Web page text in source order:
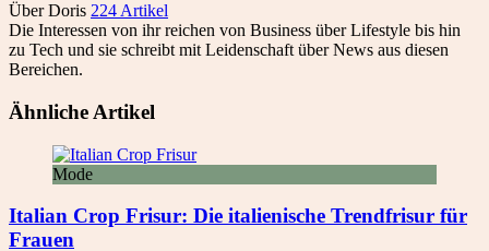
Über Doris 224 Artikel
Die Interessen von ihr reichen von Business über Lifestyle bis hin
zu Tech und sie schreibt mit Leidenschaft über News aus diesen
Bereichen.
Ähnliche Artikel
Mode
Italian Crop Frisur: Die italienische Trendfrisur für
Frauen